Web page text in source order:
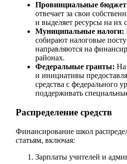
Провинциальные
отвечает за свои
и выделяет ресурсы на их
Муниципальные налоги:
собирают налоговые
направляются на
районах.
Федеральные гранты: На
и инициативы
средства с федерального
поддерживать
Распределение средств
Финансирование школ
статьям, включая:
Зарплаты учителей и